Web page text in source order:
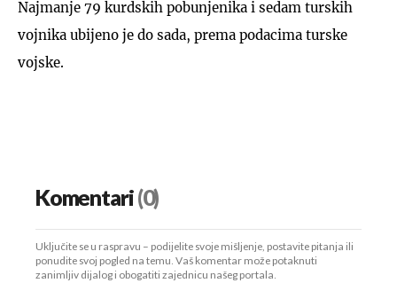
Najmanje 79 kurdskih pobunjenika i sedam turskih
vojnika ubijeno je do sada, prema podacima turske
vojske.
Komentari(0)
Uključite se u raspravu – podijelite svoje mišljenje, postavite pitanja ili
ponudite svoj pogled na temu. Vaš komentar može potaknuti
zanimljiv dijalog i obogatiti zajednicu našeg portala.